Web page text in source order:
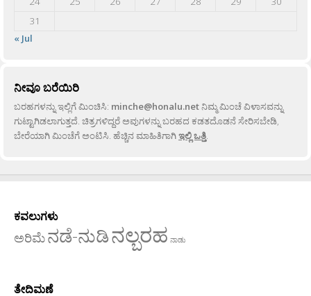
31
« Jul
ನೀವೂ ಬರೆಯಿರಿ
ಬರಹಗಳನ್ನು ಇಲ್ಲಿಗೆ ಮಿಂಚಿಸಿ: minche@honalu.netನಿಮ್ಮ ಮಿಂಚೆ ವಿಳಾಸವನ್ನು
ಗುಟ್ಟಾಗಿಡಲಾಗುತ್ತದೆ. ಚಿತ್ರಗಳಿದ್ದರೆ ಅವುಗಳನ್ನು ಬರಹದ ಕಡತದೊಡನೆ ಸೇರಿಸಬೇಡಿ,
ಬೇರೆಯಾಗಿ ಮಿಂಚೆಗೆ ಅಂಟಿಸಿ. ಹೆಚ್ಚಿನ ಮಾಹಿತಿಗಾಗಿಇಲ್ಲಿ ಒತ್ತಿ.
ಕವಲುಗಳು
ಅರಿಮೆನಡೆ-ನುಡಿನಲ್ಬರಹ ನಾಡು
ತೇದಿಮಣೆ